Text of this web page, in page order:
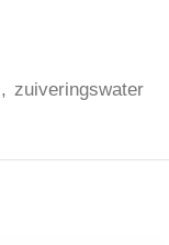
, zuiveringswater